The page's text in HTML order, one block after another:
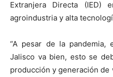
Extranjera Directa (IED)
agroindustria y alta
“A pesar de la pandemia,
Jalisco va bien, esto se
producción y generación